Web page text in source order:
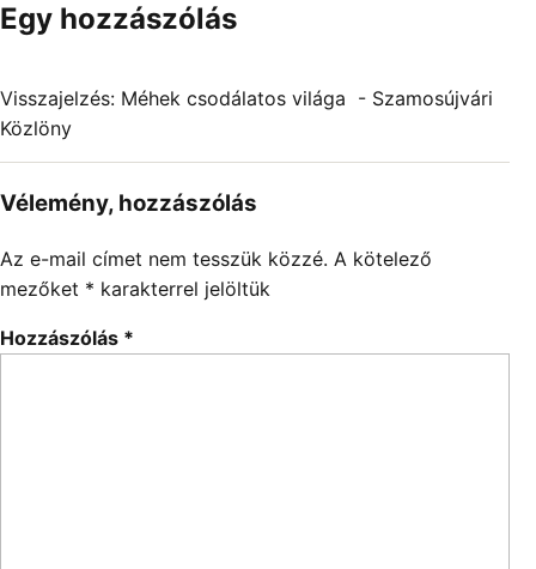
Egy hozzászólás
Visszajelzés: Méhek csodálatos világa - Szamosújvári
Közlöny
Vélemény, hozzászólás
Az e-mail címet nem tesszük közzé. A kötelező
mezőket * karakterrel jelöltük
Hozzászólás *